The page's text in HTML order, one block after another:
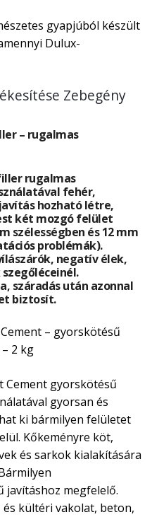
gyapjúból készült
Dulux-
Zebegény
– rugalmas
rugalmas
fehér,
hozható létre,
két mozgó felület
szélességben és 12 mm
problémák).
negatív élek,
száradás után azonnal
biztosít.
– gyorskötésű
2 kg
Cement gyorskötésű
gyorsan és
ki bármilyen felületet
Kőkeményre köt,
és sarkok kialakítására
javításhoz megfelelő.
kültéri vakolat, beton,